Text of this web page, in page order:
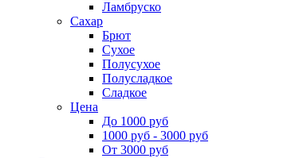
Ламбруско
Сахар
Брют
Сухое
Полусухое
Полусладкое
Сладкое
Цена
До 1000 руб
1000 руб - 3000 руб
От 3000 руб